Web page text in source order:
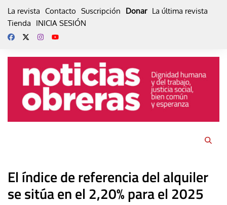
La revista Contacto Suscripción Donar La última revista
Tienda
INICIA SESIÓN
El índice de referencia del alquiler
se sitúa en el 2,20% para el 2025